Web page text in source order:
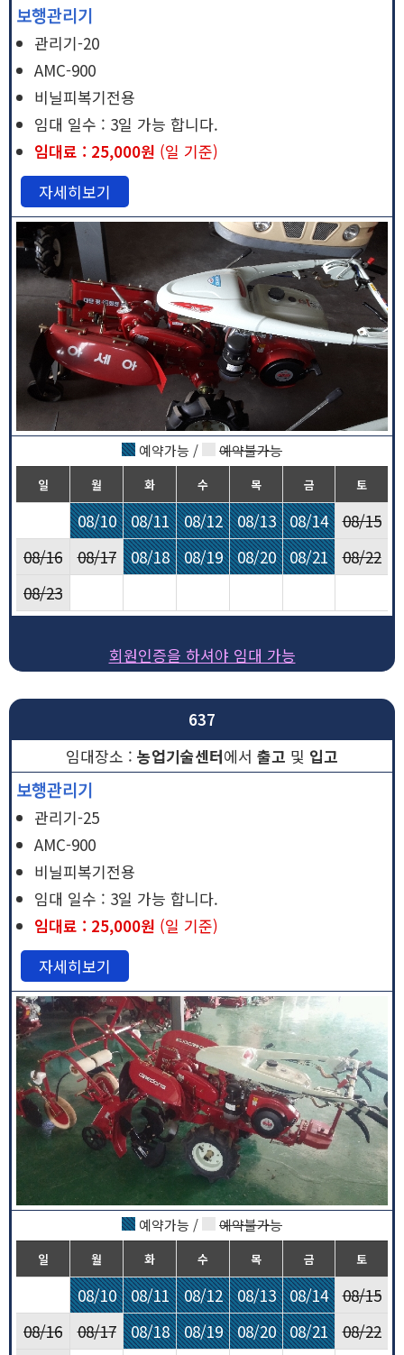
보행관리기
관리기-20
AMC-900
비닐피복기전용
임대 일수 : 3일 가능 합니다.
임대료 : 25,000원 (일 기준)
자세히보기
예약가능 / 예약불가능
일 월 화 수 목 금 토
08/10 08/11 08/12 08/13 08/14
08/15
08/16
08/17 08/18 08/19 08/20 08/21
08/22
08/23
회원인증을 하셔야 임대 가능
637
농업기술센터에서 출고 및 입고
보행관리기
관리기-25
AMC-900
비닐피복기전용
임대 일수 : 3일 가능 합니다.
임대료 : 25,000원 (일 기준)
자세히보기
예약가능 / 예약불가능
일 월 화 수 목 금 토
08/10 08/11 08/12 08/13 08/14
08/15
08/16
08/17 08/18 08/19 08/20 08/21 08/22